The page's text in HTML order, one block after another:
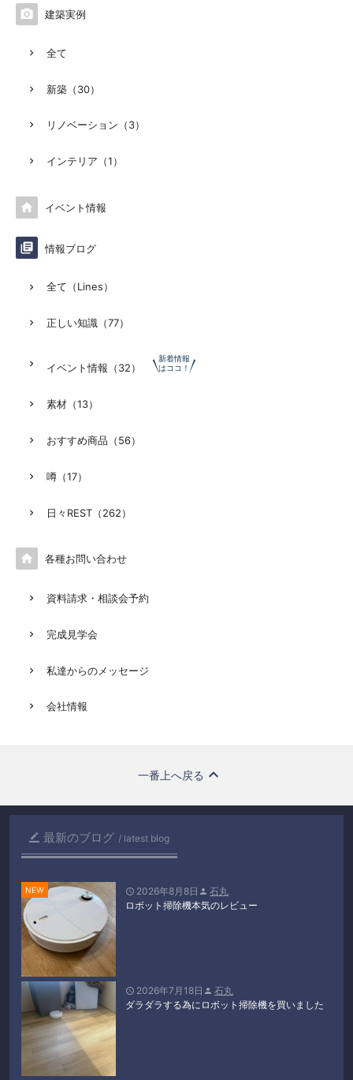
 建築実例
全て
新築（30）
リノベーション（3）
インテリア（1）
 イベント情報
 情報ブログ
全て（Lines）
正しい知識（77）
イベント情報（32）
新着情報
はココ！
素材（13）
おすすめ商品（56）
噂（17）
日々REST（262）
 各種お問い合わせ
資料請求・相談会予約
完成見学会
私達からのメッセージ
会社情報
一番上へ戻る
 最新のブログ latest blog
 2026年8月8日  石丸
ロボット掃除機本気のレビュー
 2026年7月18日  石丸
ダラダラする為にロボット掃除機を買いました